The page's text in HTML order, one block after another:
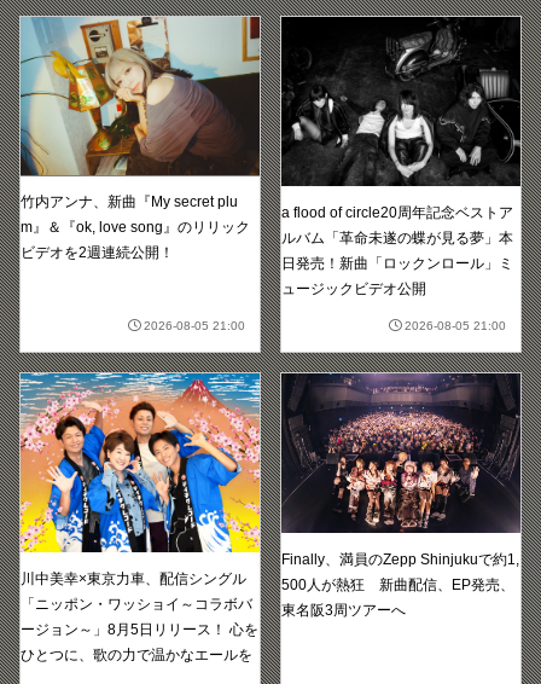
竹内アンナ、新曲『My secret plu
m』＆『ok, love song』のリリック
ビデオを2週連続公開！
2026-08-05 21:00
a flood of circle20周年記念ベストア
ルバム「革命未遂の蝶が見る夢」本
日発売！新曲「ロックンロール」ミ
ュージックビデオ公開
2026-08-05 21:00
川中美幸×東京力車、配信シングル
「ニッポン・ワッショイ～コラボバ
ージョン～」8月5日リリース！ 心を
ひとつに、歌の力で温かなエールを
Finally、満員のZepp Shinjukuで約1,
500人が熱狂 新曲配信、EP発売、
東名阪3周ツアーへ